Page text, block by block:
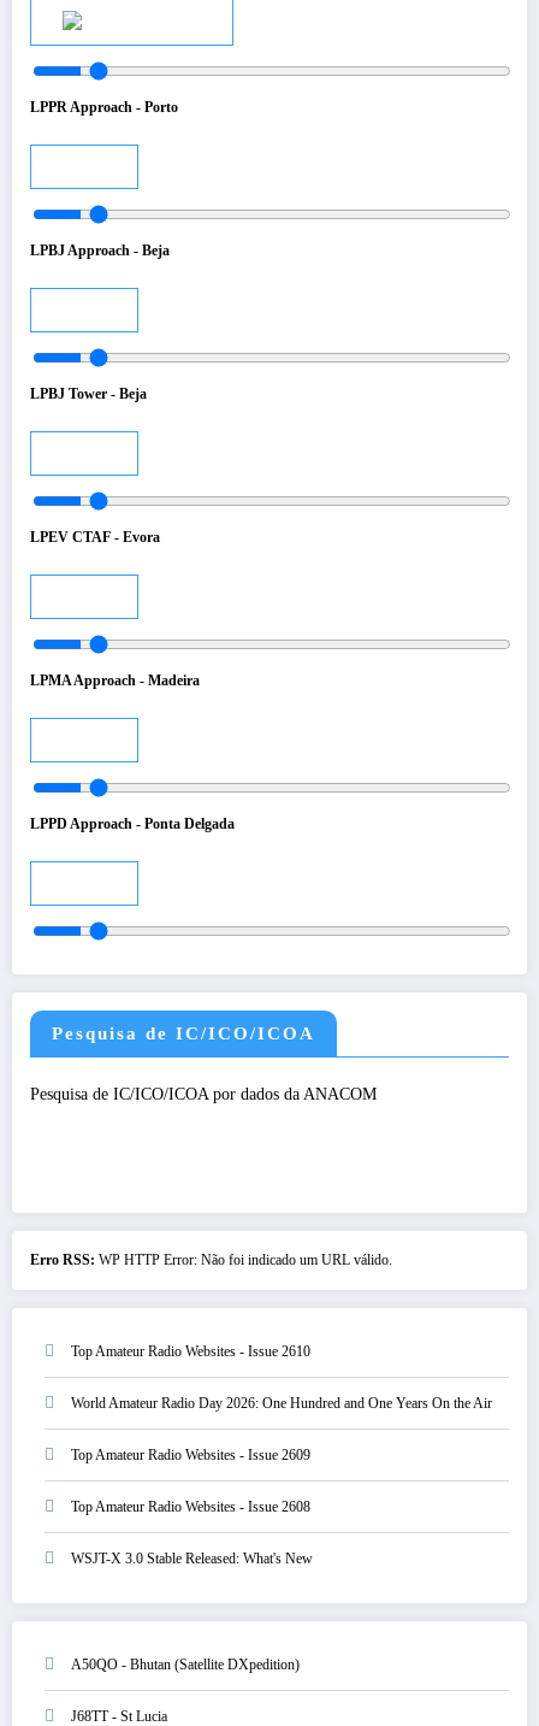
LPPR Approach - Porto
LPBJ Approach - Beja
LPBJ Tower - Beja
LPEV CTAF - Evora
LPMA Approach - Madeira
LPPD Approach - Ponta Delgada
Pesquisa de IC/ICO/ICOA
Pesquisa de IC/ICO/ICOA por dados da ANACOM
Erro RSS: WP HTTP Error: Não foi indicado um URL válido.
Top Amateur Radio Websites - Issue 2610
World Amateur Radio Day 2026: One Hundred and One Years On the Air
Top Amateur Radio Websites - Issue 2609
Top Amateur Radio Websites - Issue 2608
WSJT-X 3.0 Stable Released: What's New
A50QO - Bhutan (Satellite DXpedition)
J68TT - St Lucia